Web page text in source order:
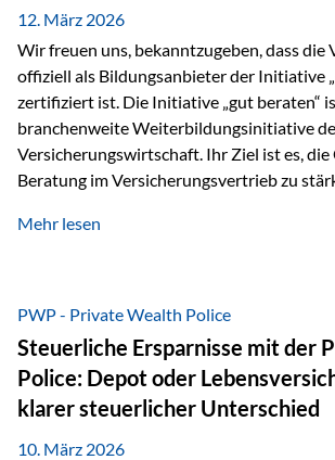
zwischen Erben Liquiditätsprobleme bei
12. März 2026
Wir freuen uns, bekanntzugeben, dass die
offiziell als Bildungsanbieter der Initiative
zertifiziert ist. Die Initiative „gut beraten“
branchenweite Weiterbildungsinitiative
Versicherungswirtschaft. Ihr Ziel ist es,
Beratung im Versicherungsvertrieb zu
Personen transparent zu dokumentieren.
Stunden pro Jahr für vertrieblich tätige
Versicherungsbranche. Über die
von „gut beraten“ können absolvierte
zentral erfasst und dokumentiert werden.
zertifiziert Als zertifizierter
Webinare nun für die…
Mehr lesen
PWP - Private Wealth Police
Steuerliche Ersparnisse mit der
Police: Depot oder
klarer steuerlicher Unterschied
10. März 2026